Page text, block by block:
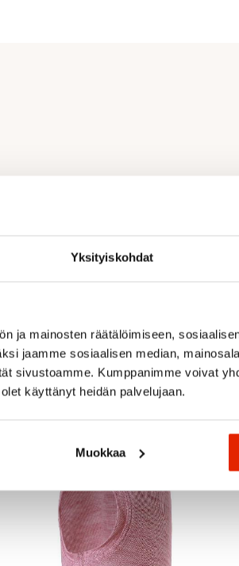
Yksityiskohdat
ja mainosten räätälöimiseen,
jaamme sosiaalisen median,
sivustoamme. Kumppanimme voivat
käyttänyt heidän palvelujaan.
Muokkaa
100
Suositeltua sinulle